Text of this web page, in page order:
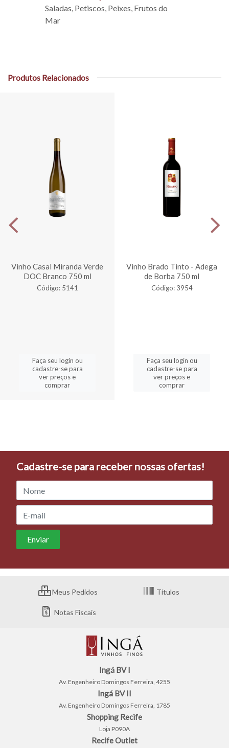
Saladas, Petiscos, Peixes, Frutos do
Mar
Produtos Relacionados
Vinho Casal Miranda Verde
DOC Branco 750 ml
Código: 5141
Faça seu login ou
cadastre-se para
ver preços e
comprar
Vinho Brado Tinto - Adega
de Borba 750 ml
Código: 3954
Faça seu login ou
cadastre-se para
ver preços e
comprar
Cadastre-se para receber nossas ofertas!
Meus Pedidos Títulos
Notas Fiscais
Ingá BV I
Av. Engenheiro Domingos Ferreira, 4255
Ingá BV II
Av. Engenheiro Domingos Ferreira, 1785
Shopping Recife
Loja P090A
Recife Outlet